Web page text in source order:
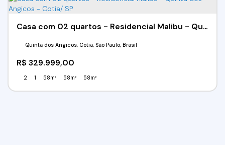
Casa com 02 quartos - Residencial Malibu - Quinta dos Angicos - Cotia/ SP
R$ 329.999,00
Quinta dos Angicos, Cotia, São Paulo, Brasil
2 1 58m² 58m² 58m²